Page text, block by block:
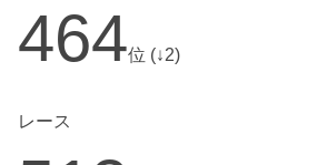
464位 (↓2)
レース